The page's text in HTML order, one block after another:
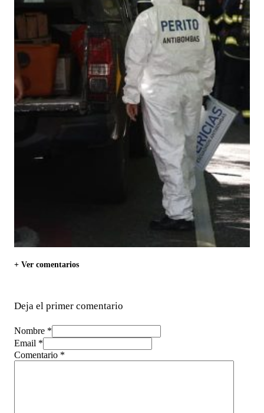
+ Ver comentarios
Deja el primer comentario
Nombre *
Email *
Comentario *